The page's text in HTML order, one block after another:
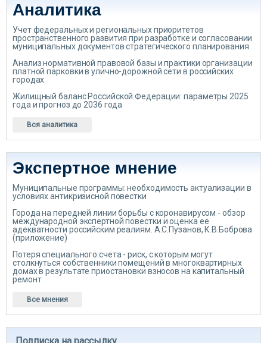
Аналитика
Учет федеральных и региональных приоритетов
пространственного развития при разработке и согласовании
муниципальных документов стратегического планирования
Анализ нормативной правовой базы и практики организации
платной парковки в улично-дорожной сети в российских
городах
Жилищный баланс Российской Федерации: параметры 2025
года и прогноз до 2036 года
Вся аналитика
Экспертное мнение
Муниципальные программы: необходимость актуализации в
условиях антикризисной повестки
Города на передней линии борьбы с коронавирусом - обзор
международной экспертной повестки и оценка ее
адекватности российским реалиям. А.С.Пузанов, К.В.Боброва
(приложение)
Потеря специального счета - риск, с которым могут
столкнуться собственники помещений в многоквартирных
домах в результате приостановки взносов на капитальный
ремонт
Все мнения